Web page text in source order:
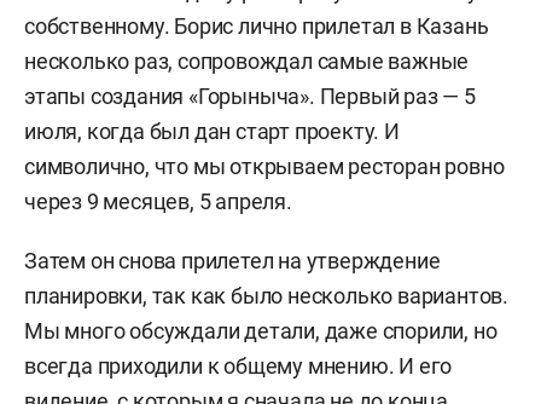
собственному. Борис лично прилетал в Казань
несколько раз, сопровождал самые важные
этапы создания «Горыныча». Первый раз — 5
июля, когда был дан старт проекту. И
символично, что мы открываем ресторан ровно
через 9 месяцев, 5 апреля.
Затем он снова прилетел на утверждение
планировки, так как было несколько вариантов.
Мы много обсуждали детали, даже спорили, но
всегда приходили к общему мнению. И его